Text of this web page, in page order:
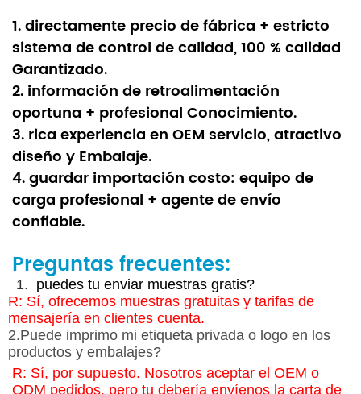
1. directamente precio de fábrica + estricto
sistema de control de calidad, 100 % calidad
Garantizado.
2. información de retroalimentación
oportuna + profesional Conocimiento.
3. rica experiencia en OEM servicio, atractivo
diseño y Embalaje.
4. guardar importación costo: equipo de
carga profesional + agente de envío
confiable.
Preguntas frecuentes:
1. puedes tu enviar muestras gratis?
R: Sí, ofrecemos muestras gratuitas y tarifas de
mensajería en clientes cuenta.
2.Puede imprimo mi etiqueta privada o logo en los
productos y embalajes?
R: Sí, por supuesto. Nosotros aceptar el OEM o
ODM pedidos. pero tu debería envíenos la carta de